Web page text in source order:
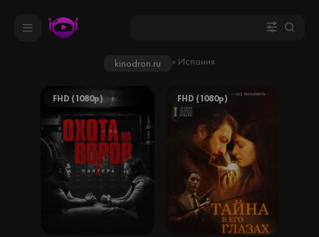
kinodron.ru » Испания
FHD (1080p) FHD (1080p)